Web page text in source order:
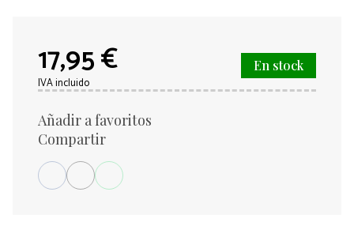
17,95 €
IVA incluido
En stock
Añadir a favoritos
Compartir